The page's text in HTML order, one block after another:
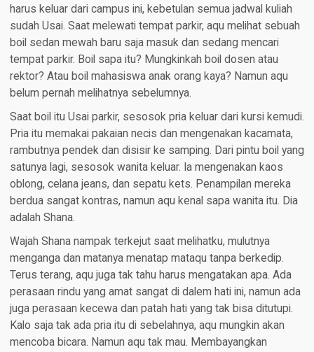
harus keluar dari campus ini, kebetulan semua jadwal kuliah
sudah Usai. Saat melewati tempat parkir, aqu melihat sebuah
boil sedan mewah baru saja masuk dan sedang mencari
tempat parkir. Boil sapa itu? Mungkinkah boil dosen atau
rektor? Atau boil mahasiswa anak orang kaya? Namun aqu
belum pernah melihatnya sebelumnya.
Saat boil itu Usai parkir, sesosok pria keluar dari kursi kemudi.
Pria itu memakai pakaian necis dan mengenakan kacamata,
rambutnya pendek dan disisir ke samping. Dari pintu boil yang
satunya lagi, sesosok wanita keluar. Ia mengenakan kaos
oblong, celana jeans, dan sepatu kets. Penampilan mereka
berdua sangat kontras, namun aqu kenal sapa wanita itu. Dia
adalah Shana.
Wajah Shana nampak terkejut saat melihatku, mulutnya
menganga dan matanya menatap mataqu tanpa berkedip.
Terus terang, aqu juga tak tahu harus mengatakan apa. Ada
perasaan rindu yang amat sangat di dalem hati ini, namun ada
juga perasaan kecewa dan patah hati yang tak bisa ditutupi.
Kalo saja tak ada pria itu di sebelahnya, aqu mungkin akan
mencoba bicara. Namun aqu tak mau. Membayangkan